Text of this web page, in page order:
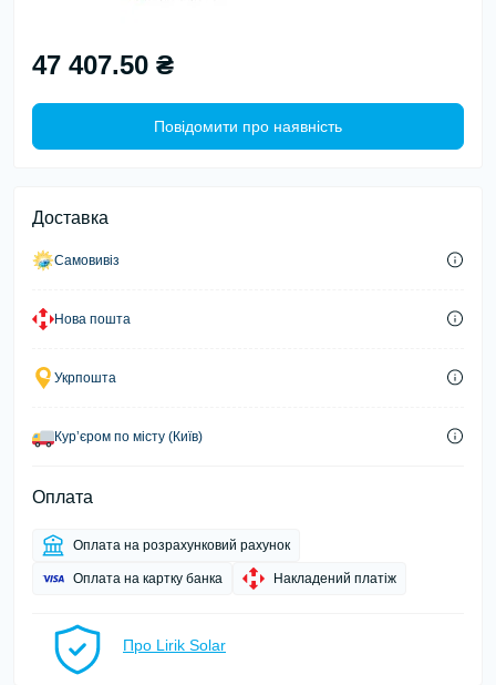
47 407.50 ₴
Повідомити про наявність
Доставка
Самовивіз
Нова пошта
Укрпошта
Курʼєром по місту (Київ)
Оплата
Оплата на розрахунковий рахунок
Оплата на картку банка Накладений платіж
Про Lirik Solar